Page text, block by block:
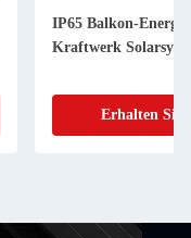
IP65 Balkon-
Kraftwerk
Erhalten Sie